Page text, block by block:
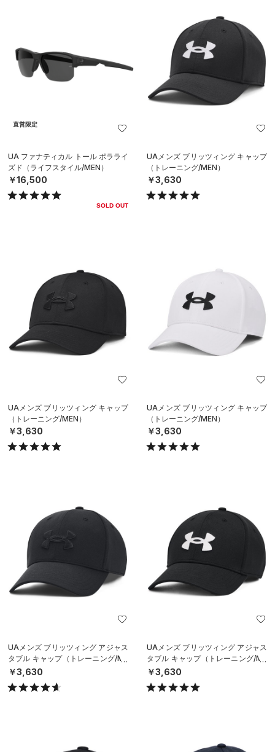
直営限定
UA ファナティカル トール ポラライ
ズド（ライフスタイル/MEN）
￥16,500
SOLD OUT
UAメンズ ブリッツィング キャップ
（トレーニング/MEN）
￥3,630
UAメンズ ブリッツィング キャップ
（トレーニング/MEN）
￥3,630
UAメンズ ブリッツィング キャップ
（トレーニング/MEN）
￥3,630
UAメンズ ブリッツィング アジャス
タブル キャップ（トレーニング/ME
N）
￥3,630
UAメンズ ブリッツィング アジャス
タブル キャップ（トレーニング/ME
N）
￥3,630